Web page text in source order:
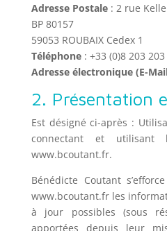
Adresse Postale: 2 rue
BP 80157
59053 ROUBAIX Cedex 1
Téléphone: +33 (0)8 203 203
Adresse électronique (E-
2. Présentation
Est désigné ci-après :
connectant et
www.bcoutant.fr.
Bénédicte Coutant
www.bcoutant.fr les
à jour possibles (sous
apportées depuis leur